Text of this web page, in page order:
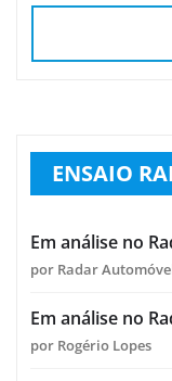
ENSAIO
Em análise no
por Radar
Em análise no
por Rogério Lopes